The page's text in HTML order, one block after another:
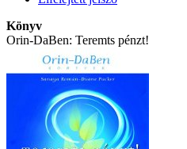
Könyv
Orin-DaBen: Teremts pénzt!